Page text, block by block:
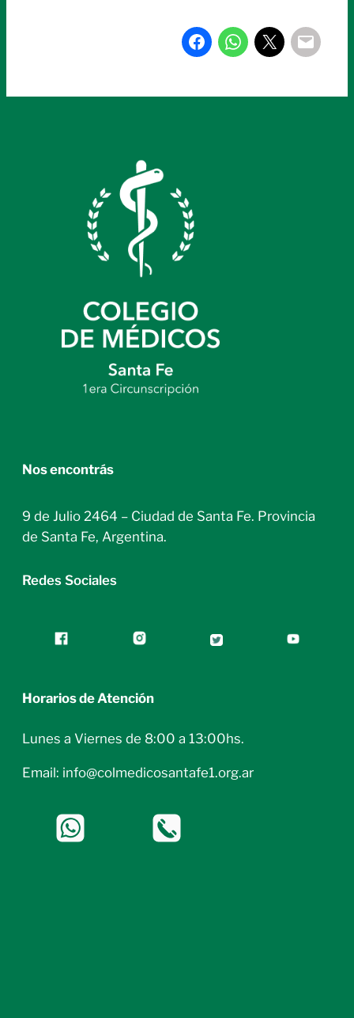
Nos encontrás
9 de Julio 2464 – Ciudad de Santa Fe. Provincia
de Santa Fe, Argentina.
Redes Sociales
Horarios de Atención
Lunes a Viernes de 8:00 a 13:00hs.
Email: info@colmedicosantafe1.org.ar